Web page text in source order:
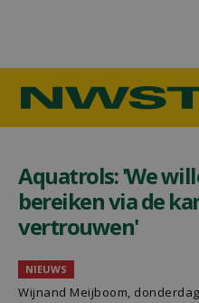
Aquatrols: 'We
bereiken via de
vertrouwen'
NIEUWS
Wijnand Meijboom,